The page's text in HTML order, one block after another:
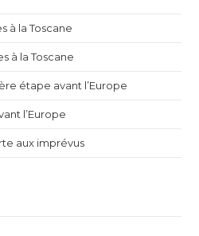
à la Toscane
à la Toscane
étape avant l’Europe
l’Europe
aux imprévus